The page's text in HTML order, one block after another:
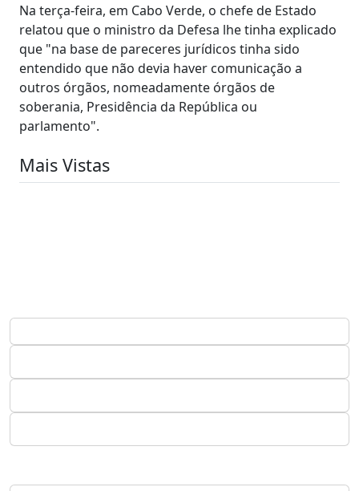
Na terça-feira, em Cabo Verde, o chefe de Estado
relatou que o ministro da Defesa lhe tinha explicado
que "na base de pareceres jurídicos tinha sido
entendido que não devia haver comunicação a
outros órgãos, nomeadamente órgãos de
soberania, Presidência da República ou
parlamento".
Mais Vistas